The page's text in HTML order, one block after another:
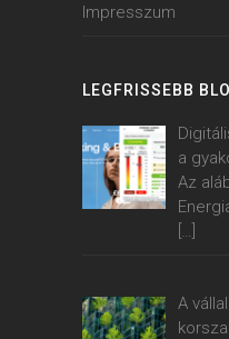
Impresszum
LEGFRISSEBB
a
Az
A